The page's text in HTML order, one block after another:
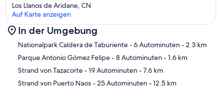
Karte
Los Llanos de Aridane, CN
Auf Karte anzeigen
In der Umgebung
Nationalpark Caldera de Taburiente- 6 Autominuten- 2.3 km
Parque Antonio Gómez Felipe- 8 Autominuten- 1.6 km
Strand von Tazacorte- 19 Autominuten- 7.6 km
Strand von Puerto Naos- 25 Autominuten- 12.5 km